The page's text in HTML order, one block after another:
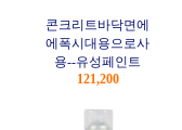
콘크리트바닥면에
에폭시대용으로사
용--유성페인트
121,200